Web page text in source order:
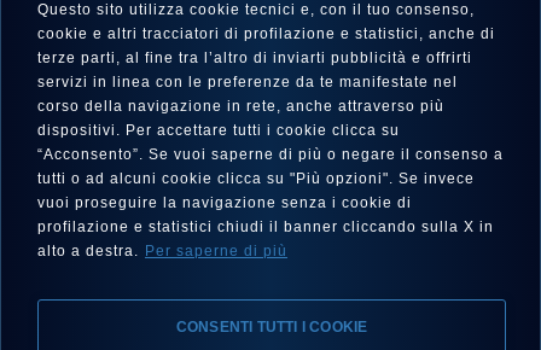
LANGUE
Français
SUIVEZ-NOUS SUR
Questo sito utilizza cookie tecnici e, con il tuo consenso,
cookie e altri tracciatori di profilazione e statistici, anche di
terze parti, al fine tra l’altro di inviarti pubblicità e offrirti
servizi in linea con le preferenze da te manifestate nel
corso della navigazione in rete, anche attraverso più
dispositivi. Per accettare tutti i cookie clicca su
“Acconsento”. Se vuoi saperne di più o negare il consenso a
tutti o ad alcuni cookie clicca su "Più opzioni". Se invece
vuoi proseguire la navigazione senza i cookie di
profilazione e statistici chiudi il banner cliccando sulla X in
alto a destra. Per saperne di più
CONSENTI TUTTI I COOKIE